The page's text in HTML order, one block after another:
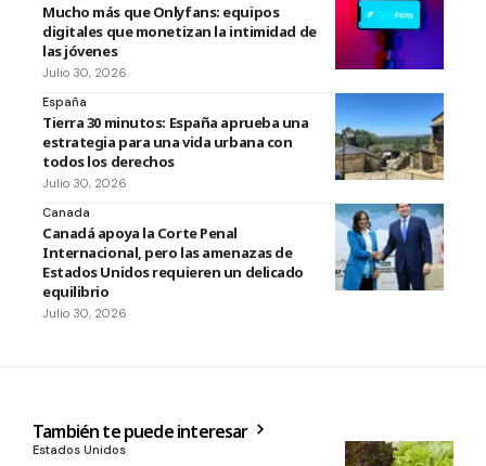
Mucho más que Onlyfans: equipos
digitales que monetizan la intimidad de
las jóvenes
Julio 30, 2026
España
Tierra 30 minutos: España aprueba una
estrategia para una vida urbana con
todos los derechos
Julio 30, 2026
Canada
Canadá apoya la Corte Penal
Internacional, pero las amenazas de
Estados Unidos requieren un delicado
equilibrio
Julio 30, 2026
También te puede interesar
Estados Unidos